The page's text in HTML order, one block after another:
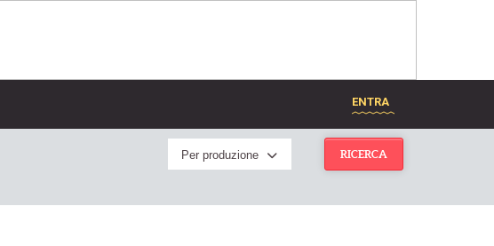
ENTRA
Per produzione RICERCA